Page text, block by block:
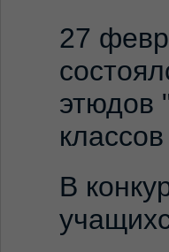
27
этюдов
В